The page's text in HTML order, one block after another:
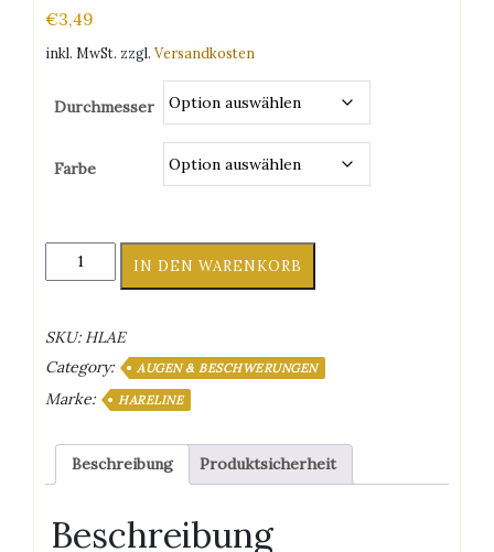
€3,49
inkl. MwSt. zzgl. Versandkosten
Durchmesser
Farbe
Adhesive
Eyes
IN DEN WARENKORB
SKU: HLAE
Category:
AUGEN & BESCHWERUNGEN
Marke: HARELINE
Beschreibung Produktsicherheit
Beschreibung